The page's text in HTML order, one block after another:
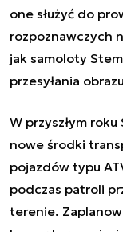
one służyć do
rozpoznawczych
jak samoloty
przesyłania
W przyszłym
nowe środki
pojazdów typu
podczas patroli
terenie.